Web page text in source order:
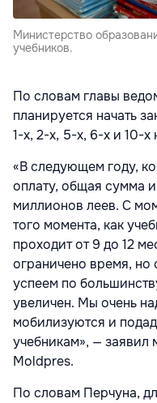
Министерство
учебников.
По словам главы
планируется начать
1-х, 2-х, 5-х, 6-х и 10-
«В следующем году,
оплату, общая сумма
миллионов леев. С
того момента, как
проходит от 9 до 12
ограничено время,
успеем по
увеличен. Мы очень
мобилизуются и
учебникам», — заявил
Moldpres.
По словам Перчуна,